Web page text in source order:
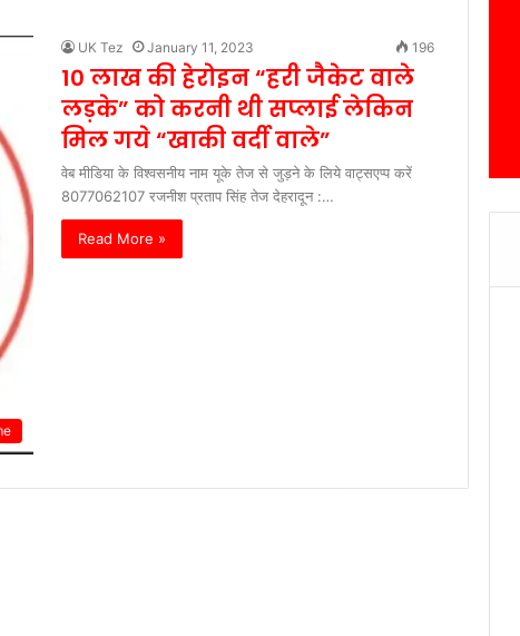
UK Tez January 11, 2023 196
10 लाख की हेरोइन “हरी जैकेट वाले
लड़के” को करनी थी सप्लाई लेकिन
मिल गये “खाकी वर्दी वाले”
वेब मीडिया के विश्वसनीय नाम यूके तेज से जुड़ने के लिये वाट्सएप्प करें
8077062107 रजनीश प्रताप सिंह तेज देहरादून :…
Read More »